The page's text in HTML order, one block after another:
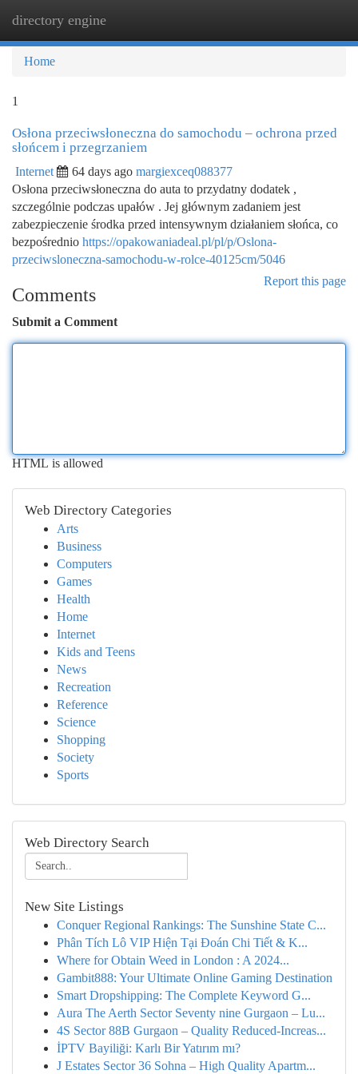
directory engine
Home
1
Osłona przeciwsłoneczna do samochodu – ochrona przed
słońcem i przegrzaniem
Internet 64 days ago margiexceq088377
Osłona przeciwsłoneczna do auta to przydatny dodatek ,
szczególnie podczas upałów . Jej głównym zadaniem jest
zabezpieczenie środka przed intensywnym działaniem słońca, co
bezpośrednio https://opakowaniadeal.pl/pl/p/Oslona-
przeciwsloneczna-samochodu-w-rolce-40125cm/5046
Report this page
Comments
Submit a Comment
HTML is allowed
Web Directory Categories
Arts
Business
Computers
Games
Health
Home
Internet
Kids and Teens
News
Recreation
Reference
Science
Shopping
Society
Sports
Web Directory Search
New Site Listings
Conquer Regional Rankings: The Sunshine State C...
Phân Tích Lô VIP Hiện Tại Đoán Chi Tiết & K...
Where for Obtain Weed in London : A 2024...
Gambit888: Your Ultimate Online Gaming Destination
Smart Dropshipping: The Complete Keyword G...
Aura The Aerth Sector Seventy nine Gurgaon – Lu...
4S Sector 88B Gurgaon – Quality Reduced-Increas...
İPTV Bayiliği: Karlı Bir Yatırım mı?
J Estates Sector 36 Sohna – High Quality Apartm...